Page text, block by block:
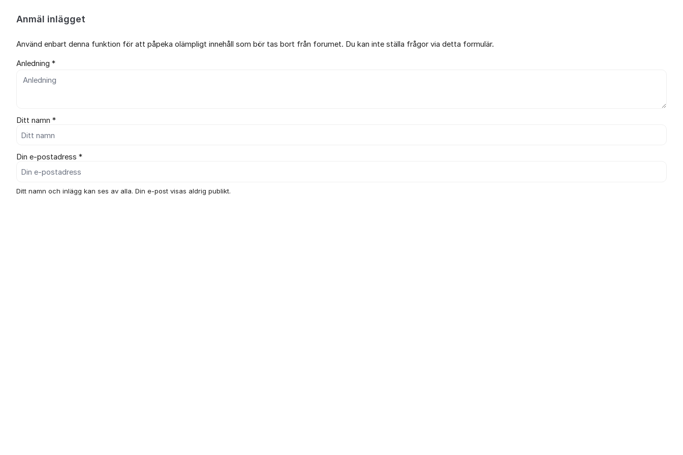
Anmäl inlägget
Använd enbart denna funktion för att påpeka olämpligt innehåll som bör tas bort från forumet. Du kan inte ställa frågor via detta formulär.
Anledning *
Ditt namn *
Din e-postadress *
Ditt namn och inlägg kan ses av alla. Din e-post visas aldrig publikt.